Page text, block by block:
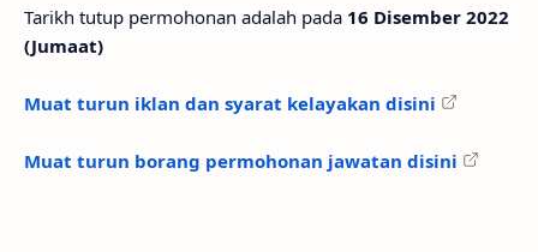
Tarikh tutup permohonan adalah pada 16 Disember 2022
(Jumaat)
Muat turun iklan dan syarat kelayakan disini
Muat turun borang permohonan jawatan disini